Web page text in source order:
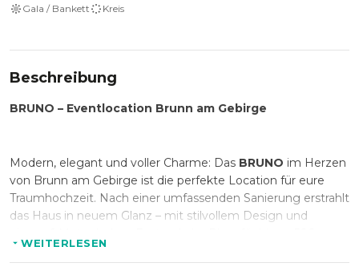
Gala / Bankett
Kreis
Beschreibung
BRUNO – Eventlocation Brunn am Gebirge
Modern, elegant und voller Charme: Das BRUNO im Herzen
von Brunn am Gebirge ist die perfekte Location für eure
Traumhochzeit. Nach einer umfassenden Sanierung erstrahlt
das Haus in neuem Glanz – mit stilvollem Design und
Gäste bietet. Ideal für große Feste und unvergessliche
WEITERLESEN